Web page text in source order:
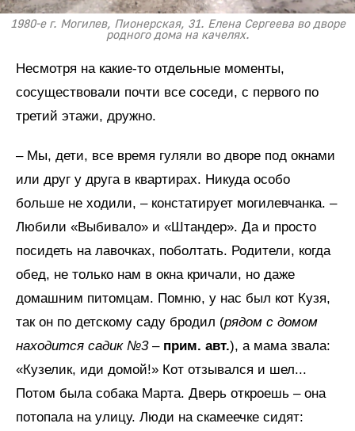
1980-е г. Могилев, Пионерская, 31. Елена Сергеева во дворе
родного дома на качелях.
Несмотря на какие-то отдельные моменты,
сосуществовали почти все соседи, с первого по
третий этажи, дружно.
– Мы, дети, все время гуляли во дворе под окнами
или друг у друга в квартирах. Никуда особо
больше не ходили, – констатирует могилевчанка. –
Любили «Выбивало» и «Штандер». Да и просто
посидеть на лавочках, поболтать. Родители, когда
обед, не только нам в окна кричали, но даже
домашним питомцам. Помню, у нас был кот Кузя,
так он по детскому саду бродил (рядом с домом
находится садик №3– прим. авт.), а мама звала:
«Кузелик, иди домой!» Кот отзывался и шел...
Потом была собака Марта. Дверь откроешь – она
потопала на улицу. Люди на скамеечке сидят: